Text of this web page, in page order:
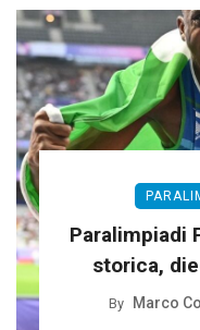
Paralimpiadi
storica,
By Marco